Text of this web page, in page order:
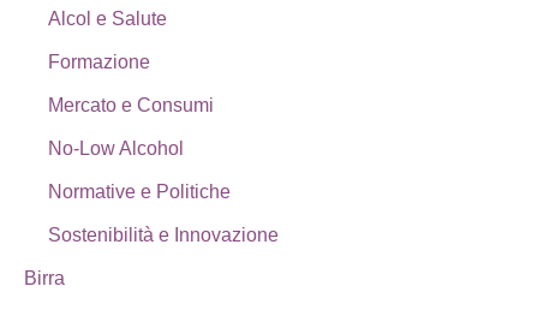
Alcol e Salute
Formazione
Mercato e Consumi
No-Low Alcohol
Normative e Politiche
Sostenibilità e Innovazione
Birra